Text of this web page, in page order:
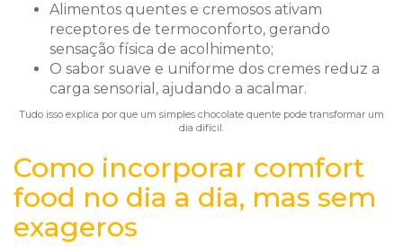
Alimentos quentes e cremosos ativam
receptores de termoconforto, gerando
sensação física de acolhimento;
O sabor suave e uniforme dos cremes reduz a
carga sensorial, ajudando a acalmar.
Tudo isso explica por que um simples chocolate quente pode transformar um
dia difícil.
Como incorporar comfort
food no dia a dia, mas sem
exageros